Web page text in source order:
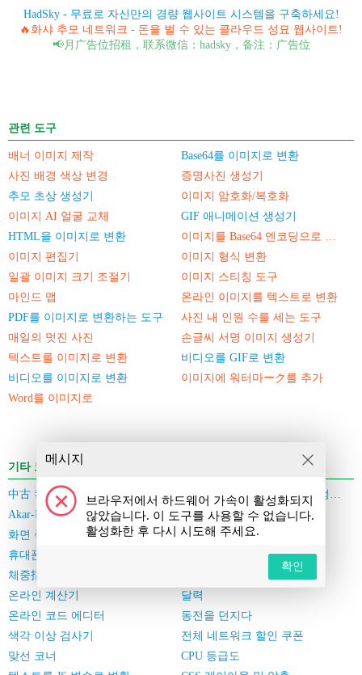
HadSky - 무료로 자신만의 경량 웹사이트 시스템을 구축하세요!
🔥화샤 추모 네트워크 - 돈을 벌 수 있는 클라우드 성묘 웹사이트!
📢月广告位招租，联系微信：hadsky，备注：广告位
관련 도구
배너 이미지 제작
Base64를 이미지로 변환
사진 배경 색상 변경
증명사진 생성기
추모 초상 생성기
이미지 암호화/복호화
이미지 AI 얼굴 교체
GIF 애니메이션 생성기
HTML을 이미지로 변환
이미지를 Base64 엔코딩으로 변환
이미지 편집기
이미지 형식 변환
일괄 이미지 크기 조절기
이미지 스티칭 도구
마인드 맵
온라인 이미지를 텍스트로 변환
PDF를 이미지로 변환하는 도구
사진 내 인원 수를 세는 도구
매일의 멋진 사진
손글씨 서명 이미지 생성기
텍스트를 이미지로 변환
비디오를 GIF로 변환
비디오를 이미지로 변환
이미지에 워터마ーク를 추가
Word를 이미지로
기타 도구
中古 컴퓨터/휴대폰 가격 추정
사용자 서비스 협약 및 개인정보 보호 정책
Akar-Icons 아이콘 폰트 라이브러리
QR 코드 디코딩
화면 죽은 픽셀 절탐기
Base64 암호화 및 복호화
체중指数 계산기
온라인 계산기
달력
온라인 코드 에디터
동전을 던지다
색각 이상 검사기
전체 네트워크 할인 쿠폰
맞선 코너
CPU 등급도
메시지
브라우저에서 하드웨어 가속이 활성화되지
않았습니다. 이 도구를 사용할 수 없습니다.
활성화한 후 다시 시도해 주세요.
확인